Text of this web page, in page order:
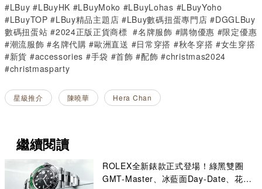
#LBuy #LBuyHK #LBuyMoko #LBuyLohas #LBuyYoho
#LBuyTOP #LBuy精品主題店 #LBuy數碼扭蛋專門店 #DGGLBuy
數碼扭蛋站 #2024正版正貨商標 #名牌服飾 #購物優惠 #限定優惠
#潮流服飾 #名牌代購 #歐洲直送 #日常穿搭 #秋冬穿搭 #女生穿搭
#新貨 #accessories #手袋 #首飾 #配飾 #christmas2024
#christmasparty
星級推介 陳曉華 Hera Chan
繼續閱讀
ROLEX全新錶款正式登場！綠黑雙圈
GMT-Master、冰藍面Day-Date、花卉